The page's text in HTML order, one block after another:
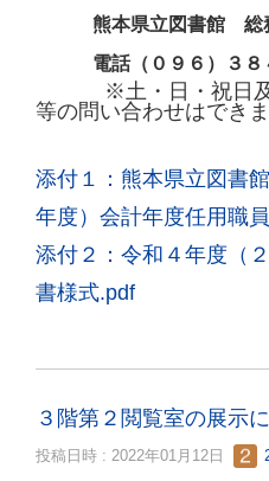
熊本県立図書館 総
電話（０９６）３８
※土・日・祝日
等の問い合わせはできま
添付１：熊本県立図書
年度）会計年度任用職
添付２：令和４年度（
書様式.pdf
３階第２閲覧室の展示
投稿日時 : 2022年01月12日